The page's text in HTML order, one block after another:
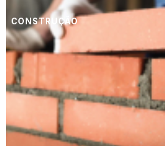
CONSTRUÇÃO